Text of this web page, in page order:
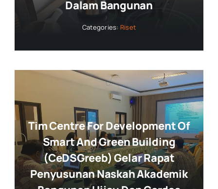
Dalam Bangunan
Categories: Riset
Tim Centre For Development Of
Smart And Green Building
(CeDSGreeb) Gelar Rapat
Penyusunan Naskah Akademik